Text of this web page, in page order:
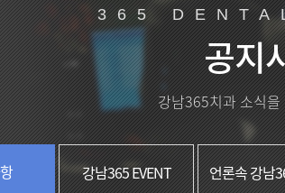
365
공지
강남365치과 소식
강남365 EVENT 언론속 강남